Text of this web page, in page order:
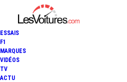
ESSAIS
F1
MARQUES
VIDÉOS
TV
ACTU